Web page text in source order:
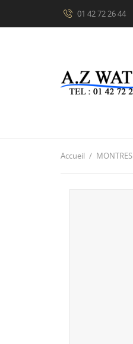
01 42 72 26 44
Accueil MONTRES